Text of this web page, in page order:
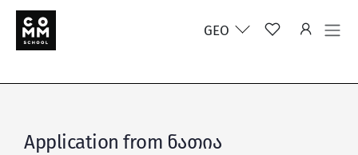
GEO
Application from ნათია